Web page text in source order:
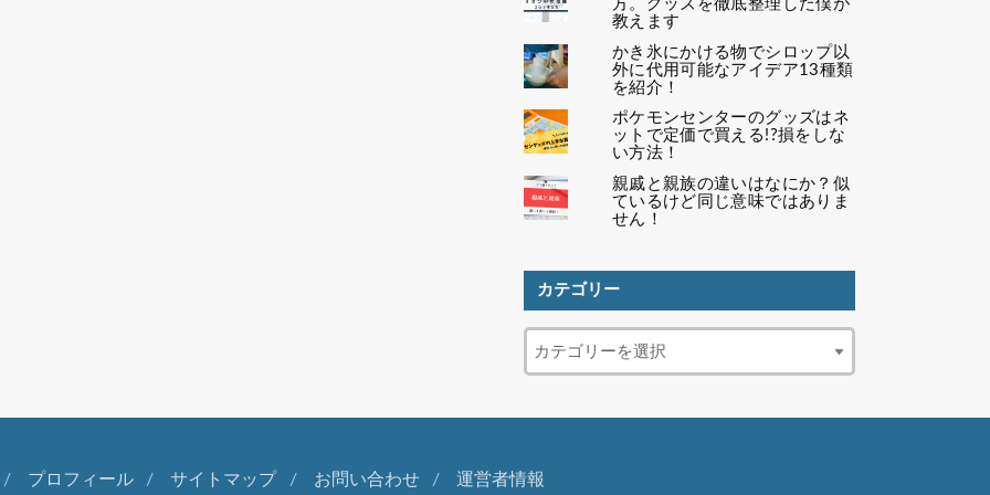
方。グッズを徹底整理した僕が
教えます
かき氷にかける物でシロップ以
外に代用可能なアイデア13種類
を紹介！
ポケモンセンターのグッズはネ
ットで定価で買える!?損をしな
い方法！
親戚と親族の違いはなにか？似
ているけど同じ意味ではありま
せん！
カテゴリー
プロフィール サイトマップ お問い合わせ 運営者情報